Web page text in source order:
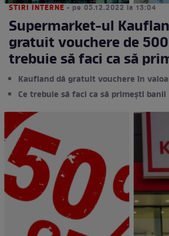
STIRI INTERNE • pe 05.12.2022 la 13:04
Supermarket-ul
gratuit vouchere de 500
trebuie să faci ca să
Kaufland dă gratuit vouchere în
Ce trebuie să faci ca să primești banii